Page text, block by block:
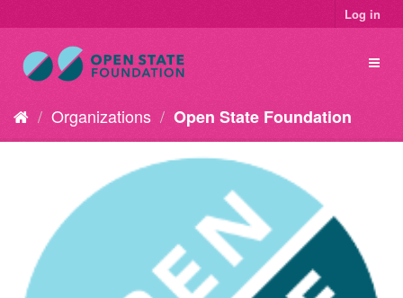
Log in
Organizations Open State Foundation